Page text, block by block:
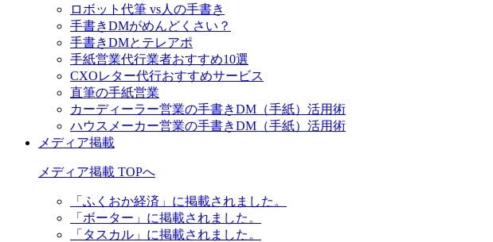
ロボット代筆 vs人の手書き
手書きDMがめんどくさい？
手書きDMとテレアポ
手紙営業代行業者おすすめ10選
CXOレター代行おすすめサービス
直筆の手紙営業
カーディーラー営業の手書きDM（手紙）活用術
ハウスメーカー営業の手書きDM（手紙）活用術
メディア掲載
メディア掲載 TOPへ
「ふくおか経済」に掲載されました。
「ボーター」に掲載されました。
「タスカル」に掲載されました。